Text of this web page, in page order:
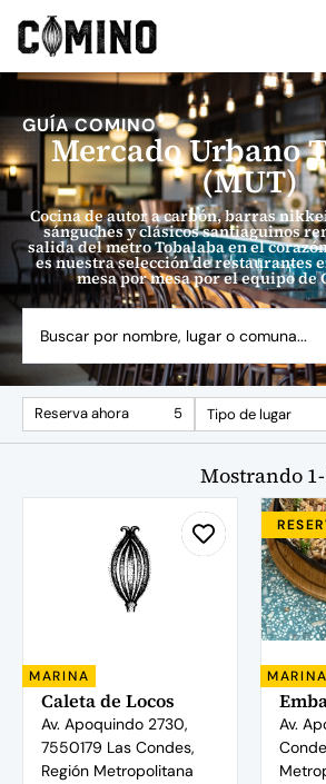
GUÍA COMINO
Mercado Urbano
(MUT)
Cocina de autor a carbón, barras
sánguches y clásicos santiaguinos
salida del metro Tobalaba en el
es nuestra selección de restaurantes
mesa por mesa por el equipo de
Reserva ahora 5 Tipo de lugar
Mostrando 1-
MARINA
Caleta de Locos
Av. Apoquindo 2730,
7550179 Las Condes,
Región Metropolitana
MARINA
Av.